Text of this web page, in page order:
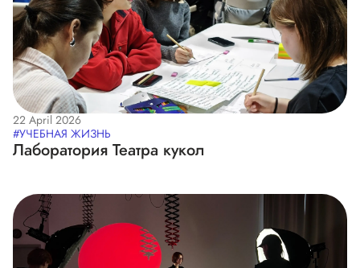
22 April 2026
#УЧЕБНАЯ ЖИЗНЬ
Лаборатория Театра кукол